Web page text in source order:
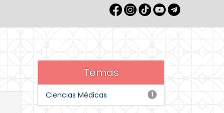
Temas
1
Ciencias Médicas